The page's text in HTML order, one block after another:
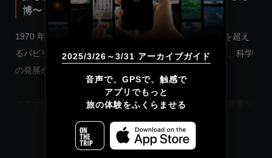
2025/3/26～3/31 アーカイブガイド
音声で、GPSで、触感で
アプリでもっと
旅の体験をふくらませる
博〜
1970 年、大阪で開催された日本万国博覧会では、100 を超え
るパビリオンが出展。「人類の進歩と調和」をテーマに、科学
の発展がもたらす未来の姿が披露されました。
ここでは、大阪万博コレクター・白井達郎さんが集めた貴重な
グッズを展示しています。
READ MORE
English
简体中文
繁體中文
Français